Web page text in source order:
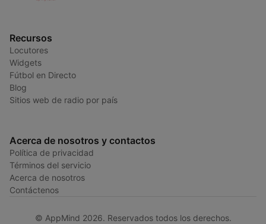
Recursos
Locutores
Widgets
Fútbol en Directo
Blog
Sitios web de radio por país
Acerca de nosotros y contactos
Política de privacidad
Términos del servicio
Acerca de nosotros
Contáctenos
© AppMind 2026. Reservados todos los derechos.